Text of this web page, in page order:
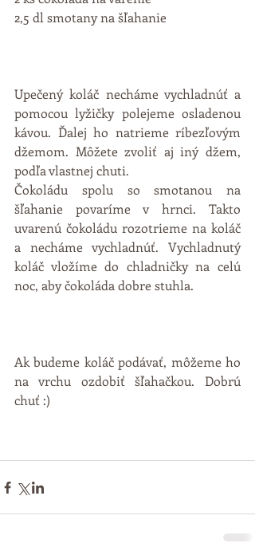
2,5 dl smotany na šľahanie
Upečený koláč necháme vychladnúť a
pomocou lyžičky polejeme osladenou
kávou. Ďalej ho natrieme ríbezľovým
džemom. Môžete zvoliť aj iný džem,
podľa vlastnej chuti.
Čokoládu spolu so smotanou na
šľahanie povaríme v hrnci. Takto
uvarenú čokoládu rozotrieme na koláč
a necháme vychladnúť. Vychladnutý
koláč vložíme do chladničky na celú
noc, aby čokoláda dobre stuhla.
Ak budeme koláč podávať, môžeme ho
na vrchu ozdobiť šľahačkou. Dobrú
chuť :)